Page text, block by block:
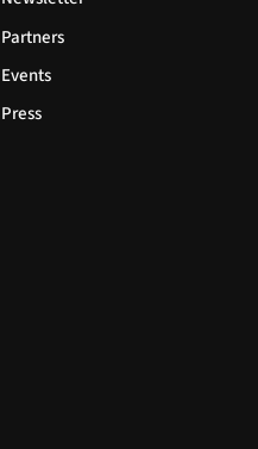
Partners
Events
Press